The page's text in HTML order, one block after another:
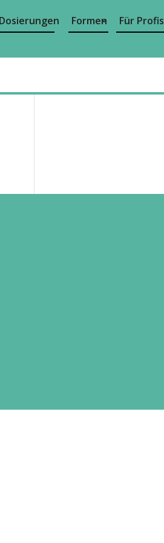
Formen Für Profis